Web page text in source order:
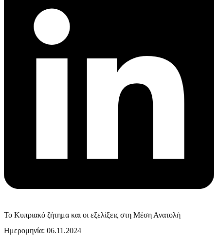
Το Κυπριακό ζήτημα και οι εξελίξεις στη Μέση Ανατολή
Ημερομηνία: 06.11.2024